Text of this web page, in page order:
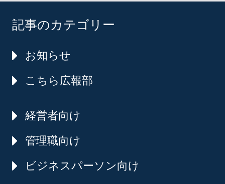
記事のカテゴリー
お知らせ
こちら広報部
経営者向け
管理職向け
ビジネスパーソン向け